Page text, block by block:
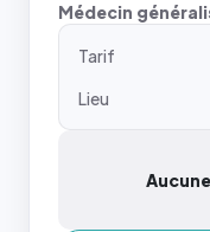
Médecin
Tarif
Lieu